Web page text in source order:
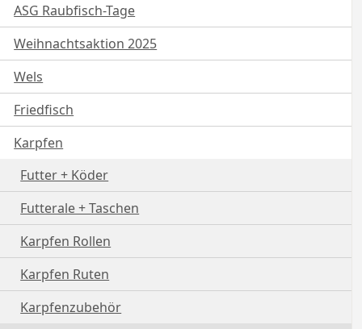
ASG Raubfisch-Tage
Weihnachtsaktion 2025
Wels
Friedfisch
Karpfen
Futter + Köder
Futterale + Taschen
Karpfen Rollen
Karpfen Ruten
Karpfenzubehör